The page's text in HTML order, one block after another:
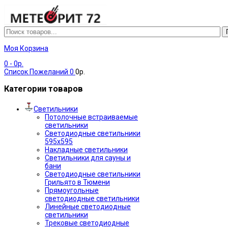
Моя Корзина
0 - 0р.
Список Пожеланий 0 0р.
Категории товаров
Светильники
Потолочные встраиваемые
светильники
Светодиодные светильники
595х595
Накладные светильники
Светильники для сауны и
бани
Светодиодные светильники
Грильято в Тюмени
Прямоугольные
светодиодные светильники
Линейные светодиодные
светильники
Трековые светодиодные